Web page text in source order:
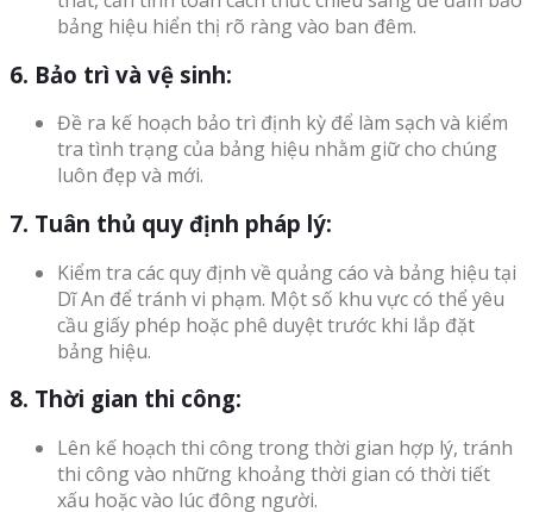
bảng hiệu hiển thị rõ ràng vào ban đêm.
6. Bảo trì và vệ sinh:
Đề ra kế hoạch bảo trì định kỳ để làm sạch và kiểm
tra tình trạng của bảng hiệu nhằm giữ cho chúng
luôn đẹp và mới.
7. Tuân thủ quy định pháp lý:
Kiểm tra các quy định về quảng cáo và bảng hiệu tại
Dĩ An để tránh vi phạm. Một số khu vực có thể yêu
cầu giấy phép hoặc phê duyệt trước khi lắp đặt
bảng hiệu.
8. Thời gian thi công:
Lên kế hoạch thi công trong thời gian hợp lý, tránh
thi công vào những khoảng thời gian có thời tiết
xấu hoặc vào lúc đông người.